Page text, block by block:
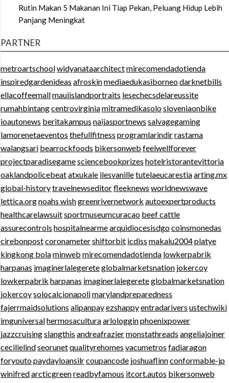
Rutin Makan 5 Makanan Ini Tiap Pekan, Peluang Hidup Lebih
Panjang Meningkat
PARTNER
metroartschoolwidyanataarchitectmirecomendadotienda
inspiredgardenideas afroskinmediaedukasiborneodarknetbills
ellacoffeemallmauiislandportraits lesechecsdelareussite
rumahbintangcentrovirginiamitramedikasolosloveniaonbike
ioautonews beritakampus naijasportnews salvagegaming
lamorenetaeventos thefullfitness programlarindirrastama
walangsari bearrockfoods bikersonweb feelwellforever
projectparadisegamesciencebookprizes hotelristorantevittoria
oaklandpolicebeatatxukale ilesvanilletutelaeucarestiaarting.mx
global-historytravelnewseditorfleeknews worldnewswave
lettica.orgnoahs wishgreenrivernetwork autoexpertproducts
healthcarelawsuitsportmuseumcuracao beef cattle
assurecontrols hospitalnearmearquidiocesisdgocoinsmonedas
cirebonpostcoronametershiftorbit icdiss makalu2004platye
kingkong bolaminweb mirecomendadotienda lowkerpabrik
harpanas imaginerlalegereteglobalmarketsnation jokercoy
lowkerpabrik harpanas imaginerlalegereteglobalmarketsnation
jokercoysolocalcionapolimarylandpreparedness
fajerrmaidsolutions alipanpayezshappyentradarivers ustechwiki
imguniversalhermosaculturaarlologginphoenixpower
jazzcruisingslangthis andreafraziermonstathreads angeliajoiner
cecilielindseorunetqualityrehomes vacumetros fadiaragon
foryoutopaydayloansilrcoupancode joshuaflinnconformable-jp
winifredarcticgreenreadbyfamous itcort.autos bikersonweb